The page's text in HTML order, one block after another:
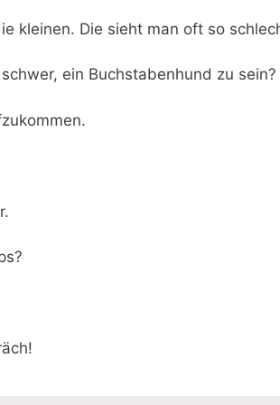
kleinen. Die sieht man oft so
ein Buchstabenhund zu sein?